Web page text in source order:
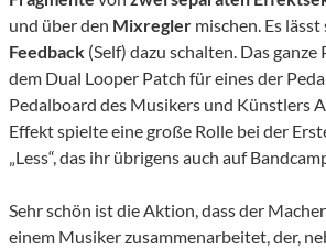
und über den Mixregler mischen. Es
Feedback (Self) dazu schalten. Das
dem Dual Looper Patch für eines der
Pedalboard des Musikers und Künstlers
Effekt spielte eine große Rolle bei der
„Less“, das ihr übrigens auch auf
Sehr schön ist die Aktion, dass der
einem Musiker zusammenarbeitet, der,